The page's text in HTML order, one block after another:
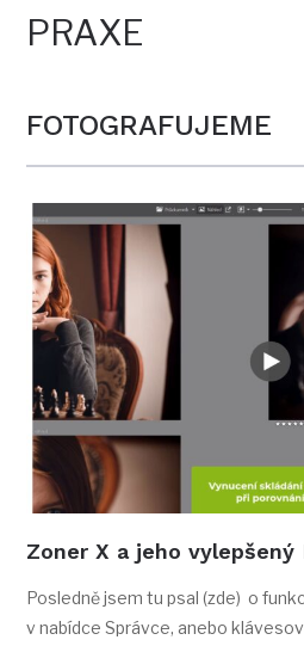
PRAXE
FOTOGRAFUJEME
Zoner X a jeho vylepšený
Posledně jsem tu psal (zde) o
v nabídce Správce, anebo